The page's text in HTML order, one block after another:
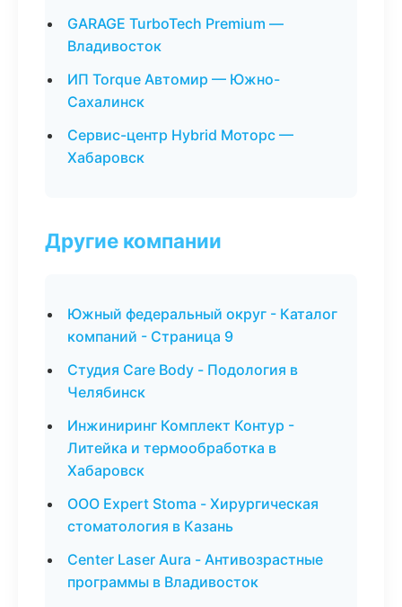
GARAGE TurboTech Premium —
Владивосток
ИП Torque Автомир — Южно-
Сахалинск
Сервис-центр Hybrid Моторс —
Хабаровск
Другие компании
Южный федеральный округ - Каталог
компаний - Страница 9
Студия Care Body - Подология в
Челябинск
Инжиниринг Комплект Контур -
Литейка и термообработка в
Хабаровск
ООО Expert Stoma - Хирургическая
стоматология в Казань
Center Laser Aura - Антивозрастные
программы в Владивосток